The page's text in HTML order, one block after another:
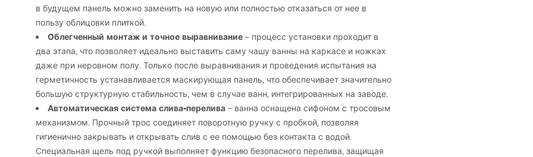
в будущем панель можно заменить на новую или полностью отказаться от нее в
пользу облицовки плиткой.
Облегченный монтаж и точное выравнивание – процесс установки проходит в
два этапа, что позволяет идеально выставить саму чашу ванны на каркасе и ножках
даже при неровном полу. Только после выравнивания и проведения испытания на
герметичность устанавливается маскирующая панель, что обеспечивает значительно
большую структурную стабильность, чем в случае ванн, интегрированных на заводе.
Автоматическая система слива-перелива – ванна оснащена сифоном с тросовым
механизмом. Прочный трос соединяет поворотную ручку с пробкой, позволяя
гигиенично закрывать и открывать слив с ее помощью без контакта с водой.
Специальная щель под ручкой выполняет функцию безопасного перелива, защищая